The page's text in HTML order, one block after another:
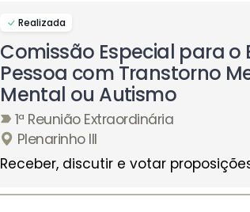
Realizada
Comissão Especial para
Pessoa com Transtorno
Mental ou Autismo
1ª Reunião Extraordinária
Plenarinho III
Receber, discutir e votar